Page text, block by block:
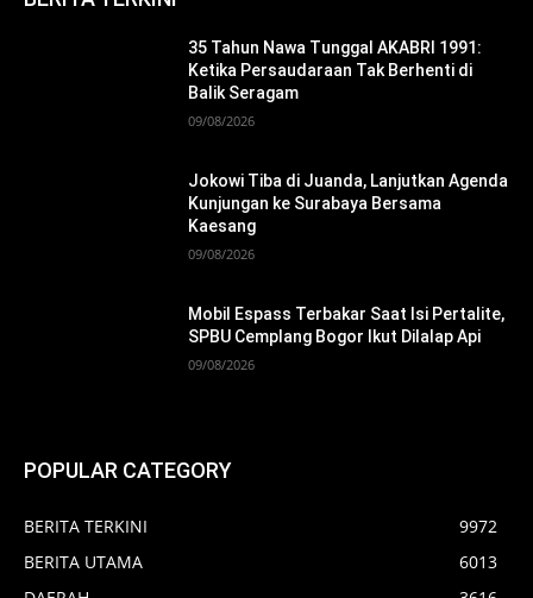
35 Tahun Nawa Tunggal AKABRI 1991:
Ketika Persaudaraan Tak Berhenti di
Balik Seragam
09/08/2026
Jokowi Tiba di Juanda, Lanjutkan Agenda
Kunjungan ke Surabaya Bersama
Kaesang
09/08/2026
Mobil Espass Terbakar Saat Isi Pertalite,
SPBU Cemplang Bogor Ikut Dilalap Api
09/08/2026
POPULAR CATEGORY
BERITA TERKINI
9972
BERITA UTAMA
6013